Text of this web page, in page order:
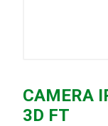
CAMERA
3D FT